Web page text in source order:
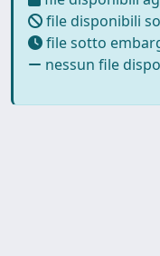
file disponibili
file sotto
nessun file